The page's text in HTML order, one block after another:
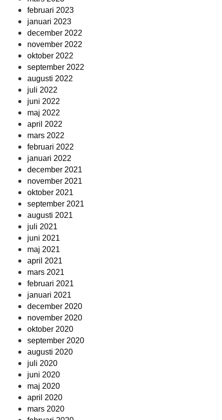
februari 2023
januari 2023
december 2022
november 2022
oktober 2022
september 2022
augusti 2022
juli 2022
juni 2022
maj 2022
april 2022
mars 2022
februari 2022
januari 2022
december 2021
november 2021
oktober 2021
september 2021
augusti 2021
juli 2021
juni 2021
maj 2021
april 2021
mars 2021
februari 2021
januari 2021
december 2020
november 2020
oktober 2020
september 2020
augusti 2020
juli 2020
juni 2020
maj 2020
april 2020
mars 2020